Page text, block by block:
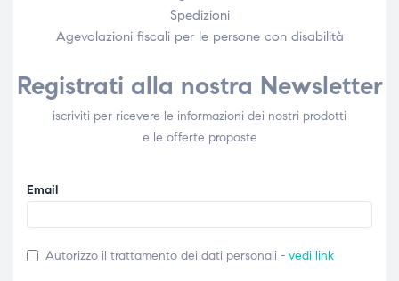
Spedizioni
Agevolazioni fiscali per le persone con disabilità​
Registrati alla nostra Newsletter
iscriviti per ricevere le informazioni dei nostri prodotti
e le offerte proposte
Email
Autorizzo il trattamento dei dati personali - vedi link